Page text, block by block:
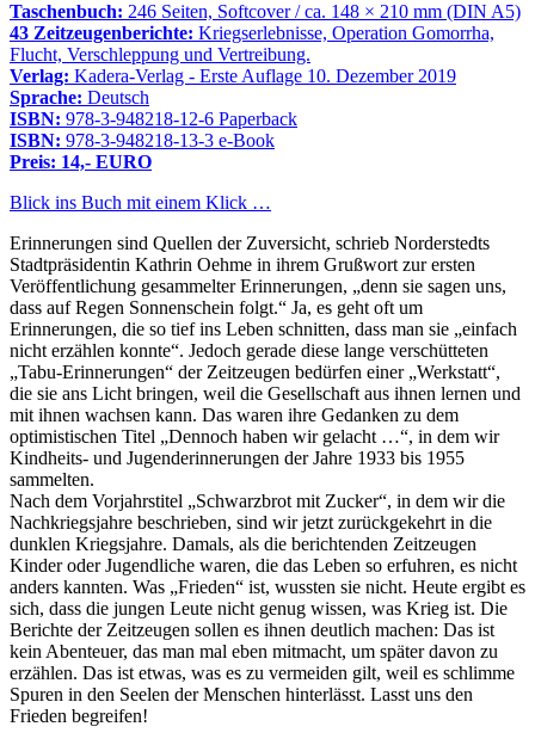
Taschenbuch: 246 Seiten, Softcover / ca. 148 × 210 mm (DIN A5)
43 Zeitzeugenberichte: Kriegserlebnisse, Operation Gomorrha,
Flucht, Verschleppung und Vertreibung.
Verlag: Kadera-Verlag - Erste Auflage 10. Dezember 2019
Sprache: Deutsch
ISBN: 978-3-948218-12-6 Paperback
ISBN: 978-3-948218-13-3 e-Book
Preis: 14,- EURO
Blick ins Buch mit einem Klick …
Erinnerungen sind Quellen der Zuversicht, schrieb Norderstedts
Stadtpräsidentin Kathrin Oehme in ihrem Grußwort zur ersten
Veröffentlichung gesammelter Erinnerungen,
denn sie sagen uns,
dass auf Regen Sonnenschein folgt.
Ja, es geht oft um
Erinnerungen, die so tief ins Leben schnitten, dass man sie
einfach
nicht erzählen konnte . Jedoch gerade diese lange verschütteten
Tabu-Erinnerungen
der Zeitzeugen bedürfen einer Werkstatt ,
die sie ans Licht bringen, weil die Gesellschaft aus ihnen lernen und
mit ihnen wachsen kann. Das waren ihre Gedanken zu dem
optimistischen Titel
Dennoch haben wir gelacht … , in dem wir
Kindheits- und Jugenderinnerungen der Jahre 1933 bis 1955
sammelten.
Nach dem Vorjahrstitel
Schwarzbrot mit Zucker , in dem wir die
Nachkriegsjahre beschrieben, sind wir jetzt zurückgekehrt in die
dunklen Kriegsjahre. Damals, als die berichtenden Zeitzeugen
Kinder oder Jugendliche waren, die das Leben so erfuhren, es nicht
anders kannten. Was
Frieden
ist, wussten sie nicht. Heute ergibt es
sich, dass die jungen Leute nicht genug wissen, was Krieg ist. Die
Berichte der Zeitzeugen sollen es ihnen deutlich machen: Das ist
kein Abenteuer, das man mal eben mitmacht, um später davon zu
erzählen. Das ist etwas, was es zu vermeiden gilt, weil es schlimme
Spuren in den Seelen der Menschen hinterlässt. Lasst uns den
Frieden begreifen!